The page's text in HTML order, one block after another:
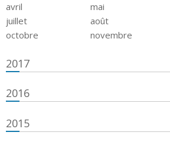
avril
mai
juillet
août
octobre
novembre
2017
2016
2015